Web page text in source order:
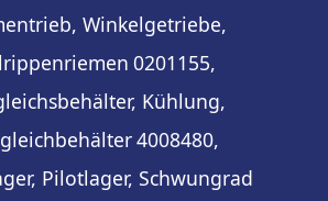
Winkelgetriebe,
0201155,
Kühlung,
4008480,
Pilotlager, Schwungrad